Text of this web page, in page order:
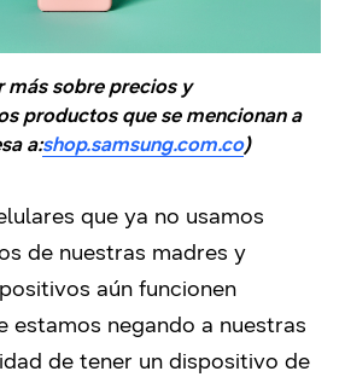
más sobre precios y
productos que se mencionan a
a:shop.samsung.com.co)
que ya no usamos
de nuestras madres y
aún funcionen
estamos negando a nuestras
de tener un dispositivo de